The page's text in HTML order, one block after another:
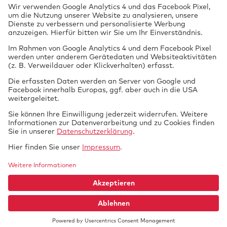
Neuausstellung von ADR-
Zulassungsbescheinigungen
Nichtamtliche Dienstleistungen als Kfz-
Sachverständigenbüro:
Flüssiggasanlagen in Fahrzeugen
(Campinggas)
Prüfung
vor Ort
Tech­nik braucht
Si­cher­heit.
Datenschutz
Impressum